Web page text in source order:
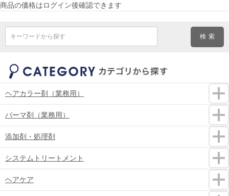
商品の価格はログイン後確認できます
キーワードから探す
ヘアカラー剤（業務用）
パーマ剤（業務用）
添加剤・処理剤
システムトリートメント
ヘアケア